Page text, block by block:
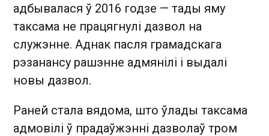
адбывалася ў 2016 годзе — тады яму
таксама не працягнулі дазвол на
служэнне. Аднак пасля грамадскага
рэзанансу рашэнне адмянілі і выдалі
новы дазвол.
Раней стала вядома, што ўлады таксама
адмовілі ў прадаўжэнні дазволаў тром